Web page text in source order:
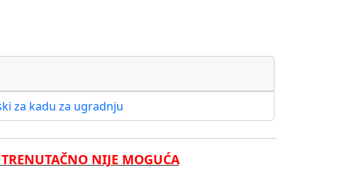
za kadu za ugradnju
NIJE MOGUĆA